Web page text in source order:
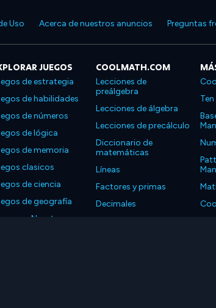
Uso Acerca de nuestros anuncios Preguntas
JUEGOS
de estrategia
de habilidades
de números
de lógica
de memoria
clasicos
de ciencia
de geografía
Nuestras
COOLMATH.COM
Lecciones de
preálgebra
Lecciones de álgebra
Lecciones de precálculo
Diccionario de
matemáticas
Líneas
Factores y primas
Decimales